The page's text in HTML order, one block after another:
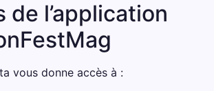
de l’application
vous donne accès à :